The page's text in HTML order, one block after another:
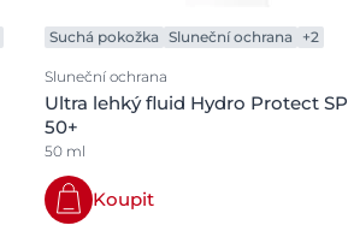
Suchá pokožka Sluneční ochrana +2
Sluneční ochrana
Ultra lehký fluid Hydro Protect
50+
50 ml
Koupit